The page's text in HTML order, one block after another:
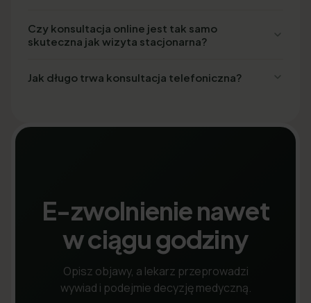
Czy konsultacja online jest tak samo
skuteczna jak wizyta stacjonarna?
Jak długo trwa konsultacja telefoniczna?
E-zwolnienie nawet
w ciągu godziny
Opisz objawy, a lekarz przeprowadzi
wywiad i podejmie decyzję medyczną.